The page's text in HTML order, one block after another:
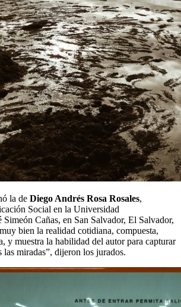
la de Diego Andrés Rosa Rosales,
Social en la Universidad
Simeón Cañas, en San Salvador, El Salvador,
bien la realidad cotidiana, compuesta,
y muestra la habilidad del autor para capturar
miradas”, dijeron los jurados.